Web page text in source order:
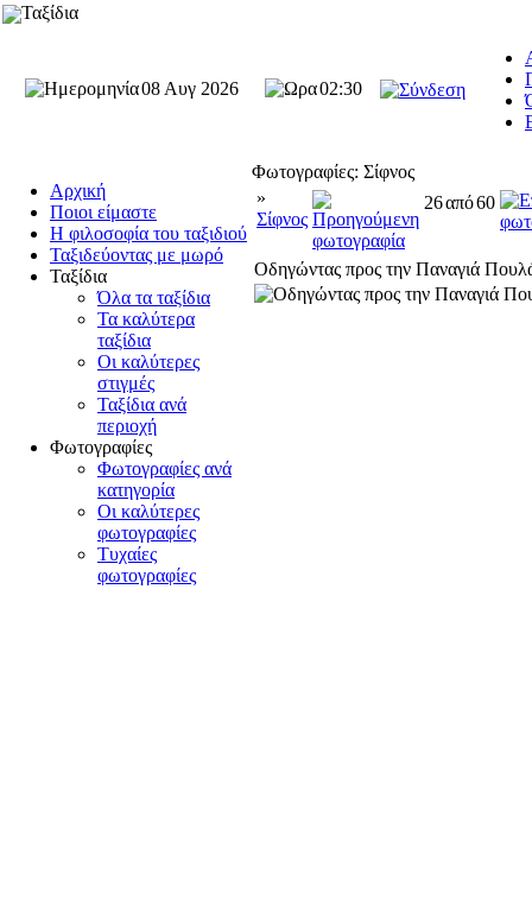
Ταξίδια
08 Αυγ 2026 02:30
Αρχική
Ποιοι είμαστε
Η φιλοσοφία του ταξιδιού
Ταξιδεύοντας με μωρό
Ταξίδια
Όλα τα ταξίδια
Τα καλύτερα
ταξίδια
Οι καλύτερες
στιγμές
Ταξίδια ανά
περιοχή
Φωτογραφίες
Φωτογραφίες ανά
κατηγορία
Οι καλύτερες
φωτογραφίες
Τυχαίες
φωτογραφίες
Φωτογραφίες: Σίφνος
»
Σίφνος
26από60
Οδηγώντας προς την Παναγιά